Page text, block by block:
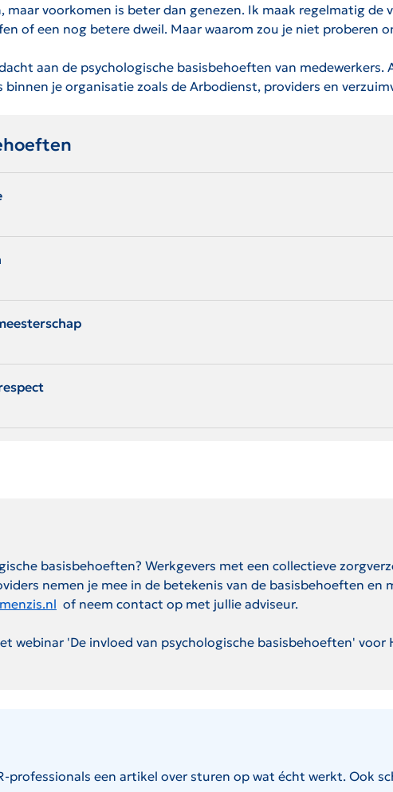
maar voorkomen is beter dan genezen. Ik maak regelmatig
of een nog betere dweil. Maar waarom zou je niet proberen
aan de psychologische basisbehoeften van
je organisatie zoals de Arbodienst, providers en
basisbehoeften? Werkgevers met een collectieve
nemen je mee in de betekenis van de basisbehoeften
De link zal worden geopend op een nieuwe pagina.
of neem contact op met jullie adviseur.
webinar 'De invloed van psychologische basisbehoeften'
professionals een artikel over sturen op wat écht werkt. Ook